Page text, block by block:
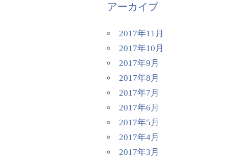
アーカイブ
2017年11月
2017年10月
2017年9月
2017年8月
2017年7月
2017年6月
2017年5月
2017年4月
2017年3月